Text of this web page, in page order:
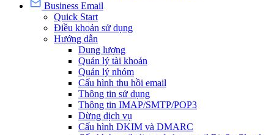
Business Email
Quick Start
Điều khoản sử dụng
Hướng dẫn
Dung lượng
Quản lý tài khoản
Quản lý nhóm
Cấu hình thu hồi email
Thông tin sử dụng
Thông tin IMAP/SMTP/POP3
Dừng dịch vụ
Cấu hình DKIM và DMARC